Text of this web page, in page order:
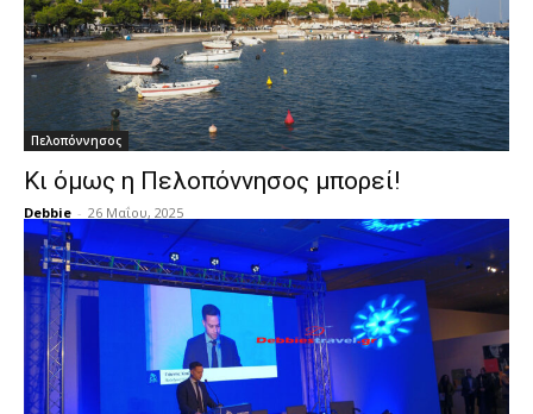
Πελοπόννησος
Κι όμως η Πελοπόννησος μπορεί!
Debbie - 26 Μαΐου, 2025